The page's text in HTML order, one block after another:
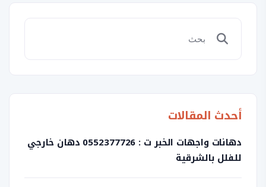
أحدث المقالات
دهانات واجهات الخبر ت : 0552377726 دهان خارجي
للفلل بالشرقية